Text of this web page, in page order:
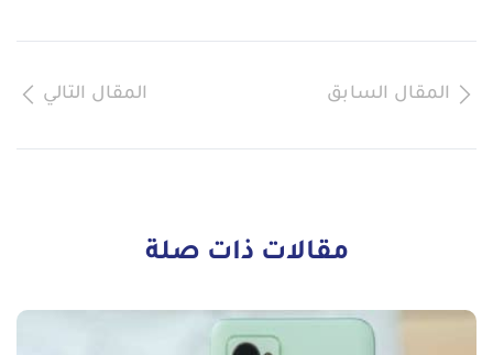
المقال السابق المقال التالي
مقالات ذات صلة